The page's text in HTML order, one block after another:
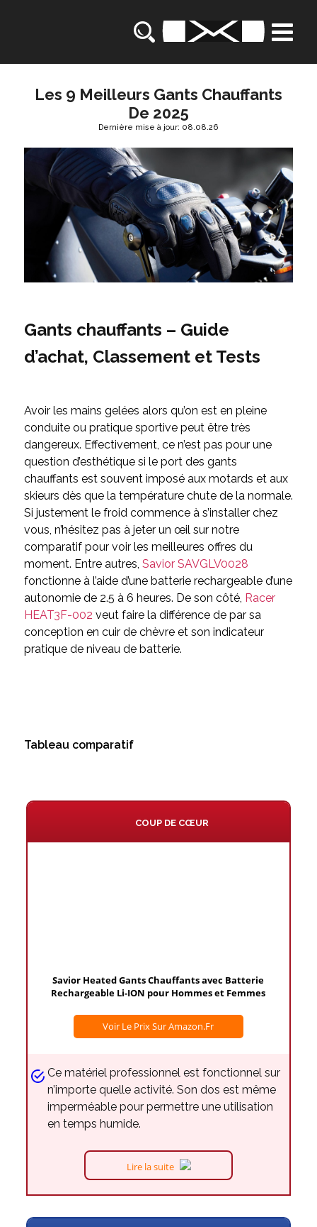
Les 9 Meilleurs Gants Chauffants
De 2025
Dernière mise à jour: 08.08.26
Gants chauffants – Guide
d’achat, Classement et Tests
Avoir les mains gelées alors qu’on est en pleine
conduite ou pratique sportive peut être très
dangereux. Effectivement, ce n’est pas pour une
question d’esthétique si le port des gants
chauffants est souvent imposé aux motards et aux
skieurs dès que la température chute de la normale.
Si justement le froid commence à s’installer chez
vous, n’hésitez pas à jeter un œil sur notre
comparatif pour voir les meilleures offres du
moment. Entre autres, Savior SAVGLV0028
fonctionne à l’aide d’une batterie rechargeable d’une
autonomie de 2.5 à 6 heures. De son côté, Racer
HEAT3F-002 veut faire la différence de par sa
conception en cuir de chèvre et son indicateur
pratique de niveau de batterie.
Tableau comparatif
COUP DE CŒUR
Savior Heated Gants Chauffants avec Batterie
Rechargeable Li-ION pour Hommes et Femmes
Voir Le Prix Sur Amazon.fr
Ce matériel professionnel est fonctionnel sur
n’importe quelle activité. Son dos est même
imperméable pour permettre une utilisation
en temps humide.
Lire la suite